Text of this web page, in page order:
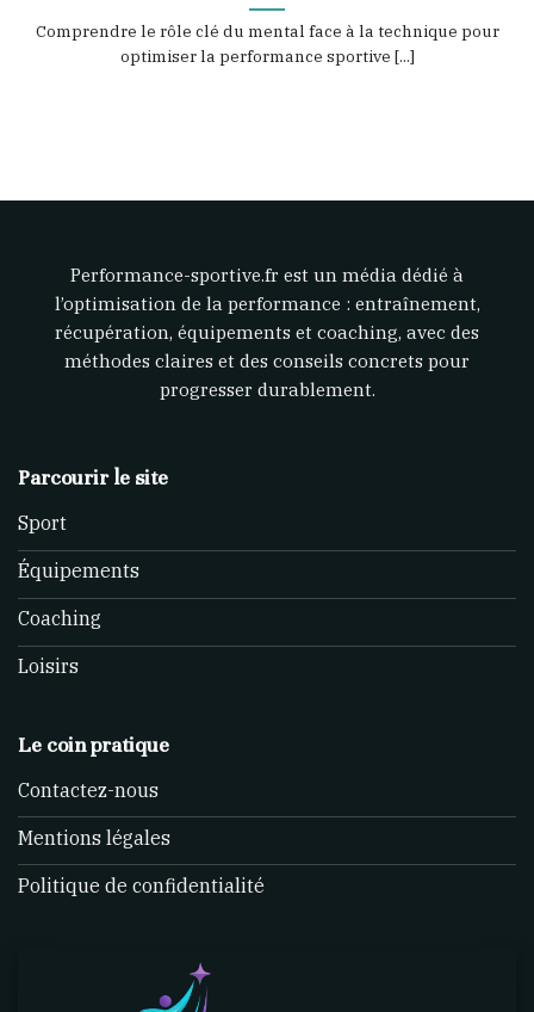
Comprendre le rôle clé du mental face à la technique pour
optimiser la performance sportive [...]
Performance-sportive.fr est un média dédié à
l’optimisation de la performance : entraînement,
récupération, équipements et coaching, avec des
méthodes claires et des conseils concrets pour
progresser durablement.
Parcourir le site
Sport
Équipements
Coaching
Loisirs
Le coin pratique
Contactez-nous
Mentions légales
Politique de confidentialité